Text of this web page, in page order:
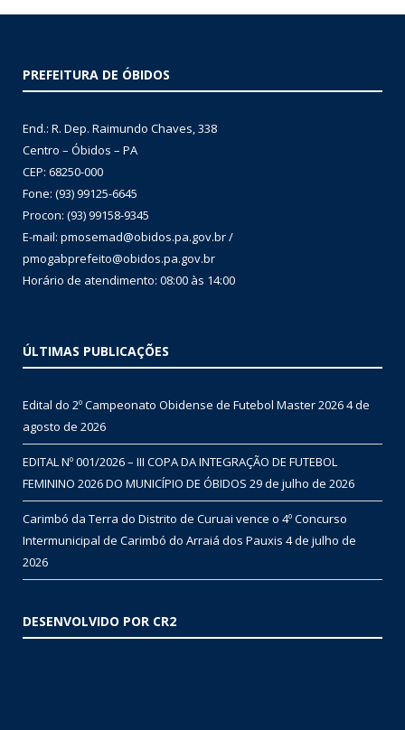
PREFEITURA DE ÓBIDOS
End.: R. Dep. Raimundo Chaves, 338
Centro – Óbidos – PA
CEP: 68250-000
Fone: (93) 99125-6645
Procon: (93) 99158-9345
E-mail: pmosemad@obidos.pa.gov.br /
pmogabprefeito@obidos.pa.gov.br
Horário de atendimento: 08:00 às 14:00
ÚLTIMAS PUBLICAÇÕES
Edital do 2º Campeonato Obidense de Futebol Master 20264 de
agosto de 2026
EDITAL Nº 001/2026 – III COPA DA INTEGRAÇÃO DE FUTEBOL
FEMININO 2026 DO MUNICÍPIO DE ÓBIDOS 29 de julho de 2026
Carimbó da Terra do Distrito de Curuai vence o 4º Concurso
Intermunicipal de Carimbó do Arraiá dos Pauxis 4 de julho de
2026
DESENVOLVIDO POR CR2